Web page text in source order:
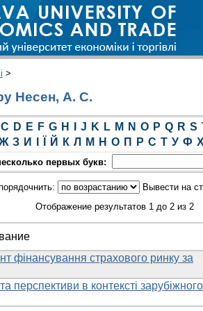
>
Несен, А. С.
C D E F G H J K L M N O P Q R S
З И Й К Л М Н О П Р С Т У Ф
первых букв:
Вывести на
Отображение результатов 1 до 2 из 2
фінансування страхового ринку за
перспективи в контексті зарубіжного